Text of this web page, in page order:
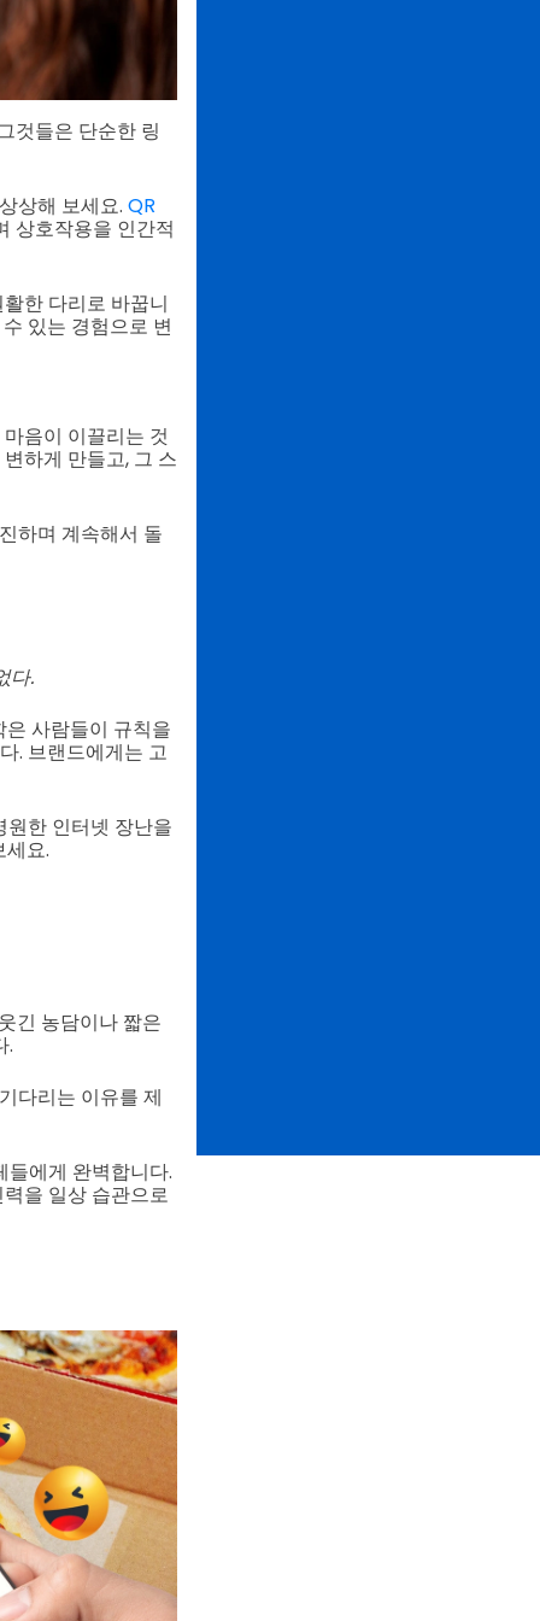
것들은 단순한 링
상해 보세요. QR
상호작용을 인간적
한 다리로 바꿉니
있는 경험으로 변
음이 이끌리는 것
하게 만들고, 그 스
하며 계속해서 돌
다.
사람들이 규칙을
. 브랜드에게는 고
한 인터넷 장난을
요.
긴 농담이나 짧은
.
다리는 이유를 제
에게 완벽합니다.
을 일상 습관으로